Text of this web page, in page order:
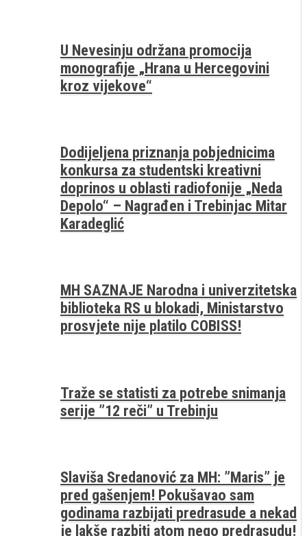
U Nevesinju održana promocija
monografije „Hrana u Hercegovini
kroz vijekove“
Dodijeljena priznanja pobjednicima
konkursa za studentski kreativni
doprinos u oblasti radiofonije „Neda
Depolo“ – Nagrađen i Trebinjac Mitar
Karadeglić
MH SAZNAJE Narodna i univerzitetska
biblioteka RS u blokadi, Ministarstvo
prosvjete nije platilo COBISS!
Traže se statisti za potrebe snimanja
serije ”12 reči” u Trebinju
Slaviša Sredanović za MH: ”Maris” je
pred gašenjem! Pokušavao sam
godinama razbijati predrasude a nekad
je lakše razbiti atom nego predrasudu!